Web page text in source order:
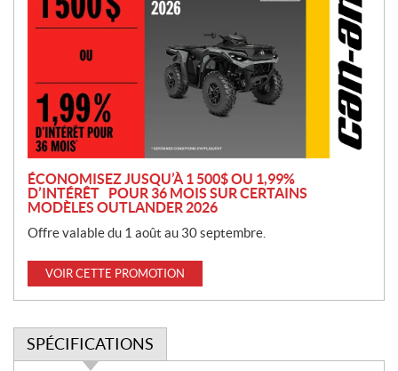
m
o
n
ÉCONOMISEZ JUSQU’À 1 500$ OU 1,99%
D’INTÉRÊT POUR 36 MOIS SUR CERTAINS
MODÈLES OUTLANDER 2026
Offre valable du 1 août au 30 septembre.
VOIR CETTE PROMOTION
SPÉCIFICATIONS